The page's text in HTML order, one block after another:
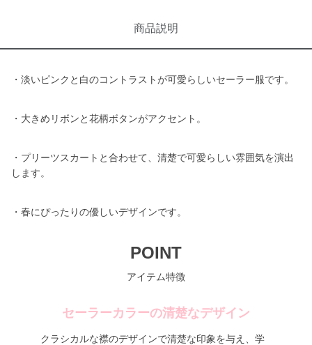
商品説明
・淡いピンクと白のコントラストが可愛らしいセーラー服です。
・大きめリボンと花柄ボタンがアクセント。
・プリーツスカートと合わせて、清楚で可愛らしい雰囲気を演出
します。
・春にぴったりの優しいデザインです。
POINT
アイテム特徴
セーラーカラーの清楚なデザイン
クラシカルな襟のデザインで清楚な印象を与え、学